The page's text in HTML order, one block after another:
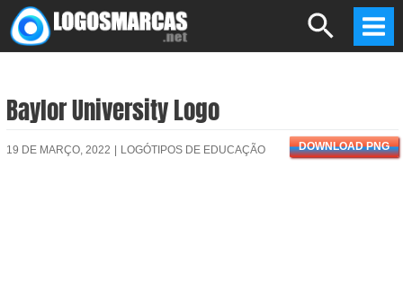
Skip
to
Search
Baylor University Logo
19 DE MARÇO, 2022 LOGÓTIPOS DE EDUCAÇÃO DOWNLOAD PNG